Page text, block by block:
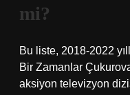
mi?
Bu liste, 2018-2022
Bir Zamanlar
aksiyon televizyon